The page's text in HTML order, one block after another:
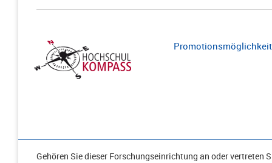
Gehören Sie dieser Forschungseinrichtung an oder vertreten